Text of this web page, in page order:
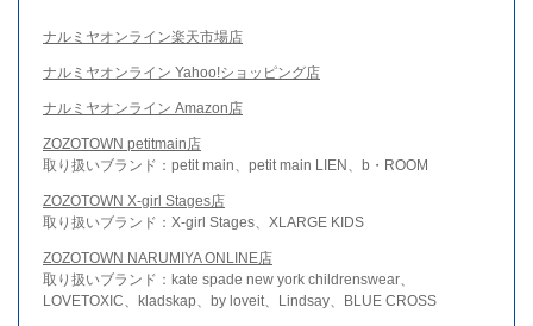
ナルミヤオンライン楽天市場店
ナルミヤオンライン Yahoo!ショッピング店
ナルミヤオンライン Amazon店
ZOZOTOWN petitmain店
取り扱いブランド：petit main、petit main LIEN、b・ROOM
ZOZOTOWN X-girl Stages店
取り扱いブランド：X-girl Stages、XLARGE KIDS
ZOZOTOWN NARUMIYA ONLINE店
取り扱いブランド：kate spade new york childrenswear、
LOVETOXIC、kladskap、by loveit、Lindsay、BLUE CROSS